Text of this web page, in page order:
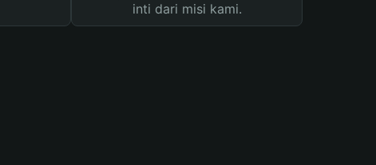
inti dari misi kami.